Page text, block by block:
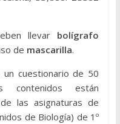
llevar bolígrafo
de mascarilla.
cuestionario de 50
están
las asignaturas de
de Biología) de 1º